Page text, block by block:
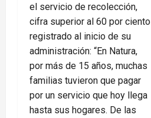
el servicio de recolección,
cifra superior al 60 por ciento
registrado al inicio de su
administración: “En Natura,
por más de 15 años, muchas
familias tuvieron que pagar
por un servicio que hoy llega
hasta sus hogares. De las